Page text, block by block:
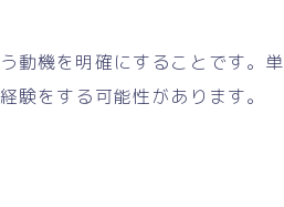
動機を明確にすることです。単
験をする可能性があります。